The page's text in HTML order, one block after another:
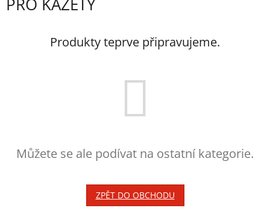
PRO KAZETY
Produkty teprve připravujeme.
Můžete se ale podívat na ostatní kategorie.
ZPĚT DO OBCHODU